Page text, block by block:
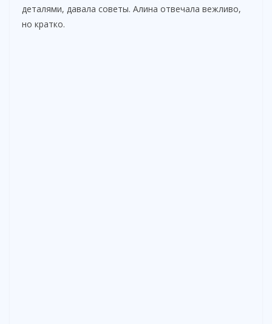
деталями, давала советы. Алина отвечала вежливо,
но кратко.